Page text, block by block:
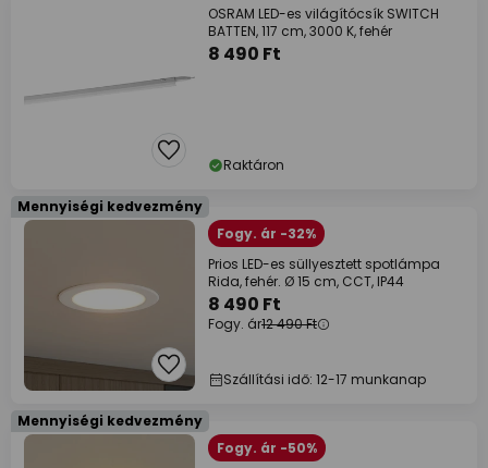
OSRAM LED-es világítócsík SWITCH
BATTEN, 117 cm, 3000 K, fehér
8 490 Ft
Raktáron
Mennyiségi kedvezmény
Fogy. ár -32%
Prios LED-es süllyesztett spotlámpa
Rida, fehér. Ø 15 cm, CCT, IP44
8 490 Ft
Fogy. ár12 490 Ft
Szállítási idő: 12-17 munkanap
Mennyiségi kedvezmény
Fogy. ár -50%